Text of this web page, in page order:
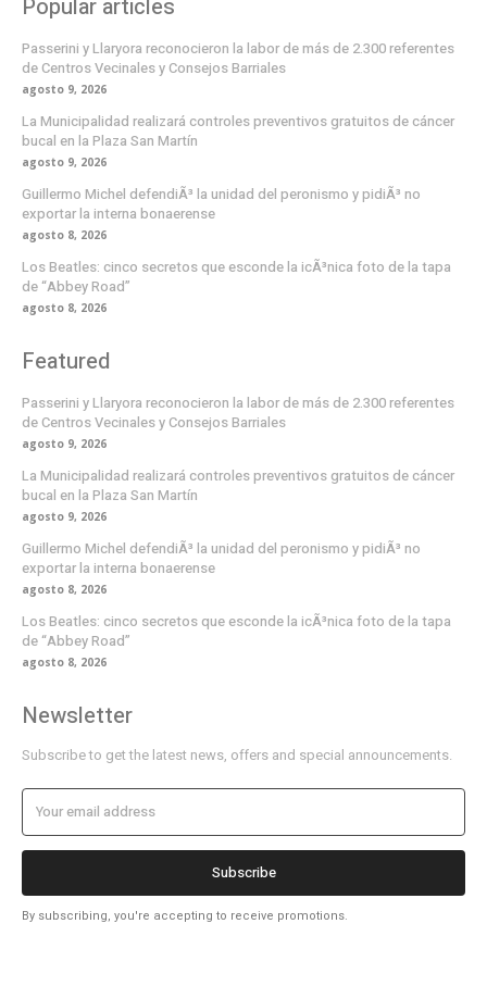
Popular articles
Passerini y Llaryora reconocieron la labor de más de 2.300 referentes
de Centros Vecinales y Consejos Barriales
agosto 9, 2026
La Municipalidad realizará controles preventivos gratuitos de cáncer
bucal en la Plaza San Martín
agosto 9, 2026
Guillermo Michel defendiÃ³ la unidad del peronismo y pidiÃ³ no
exportar la interna bonaerense
agosto 8, 2026
Los Beatles: cinco secretos que esconde la icÃ³nica foto de la tapa
de “Abbey Road”
agosto 8, 2026
Featured
Passerini y Llaryora reconocieron la labor de más de 2.300 referentes
de Centros Vecinales y Consejos Barriales
agosto 9, 2026
La Municipalidad realizará controles preventivos gratuitos de cáncer
bucal en la Plaza San Martín
agosto 9, 2026
Guillermo Michel defendiÃ³ la unidad del peronismo y pidiÃ³ no
exportar la interna bonaerense
agosto 8, 2026
Los Beatles: cinco secretos que esconde la icÃ³nica foto de la tapa
de “Abbey Road”
agosto 8, 2026
Newsletter
Subscribe to get the latest news, offers and special announcements.
Subscribe
By subscribing, you're accepting to receive promotions.